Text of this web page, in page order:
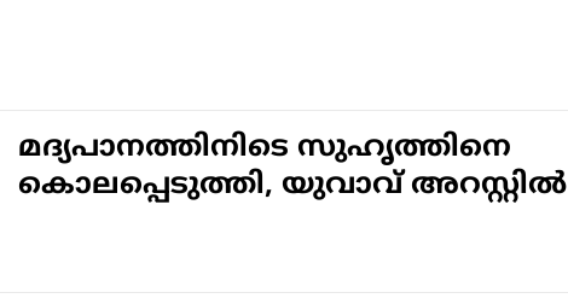
മദ്യപാനത്തിനിടെ സുഹൃത്തിനെ
കൊലപ്പെടുത്തി, യുവാവ് അറസ്റ്റിൽ